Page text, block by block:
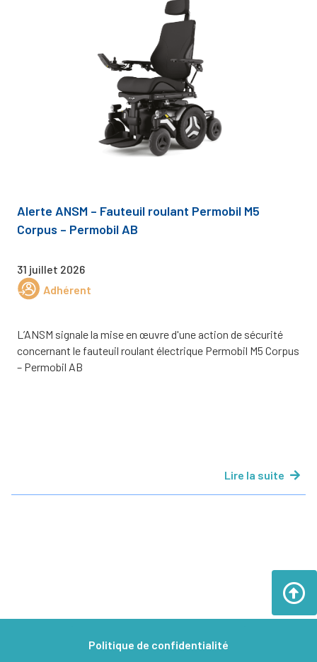
Alerte ANSM – Fauteuil roulant Permobil M5
Corpus – Permobil AB
31 juillet 2026
Adhérent
L’ANSM signale la mise en œuvre d'une action de sécurité
concernant le fauteuil roulant électrique Permobil M5 Corpus
– Permobil AB
Lire la suite
Politique de confidentialité